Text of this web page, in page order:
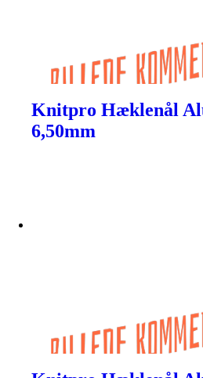
Knitpro Hæklenål
6,50mm